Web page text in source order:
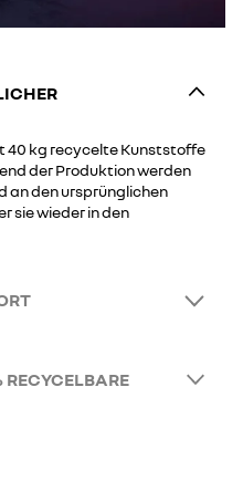
40 kg recycelte Kunststoffe
der Produktion werden
an den ursprünglichen
sie wieder in den